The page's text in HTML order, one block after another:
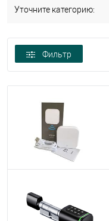
Уточните категорию:
Фильтр